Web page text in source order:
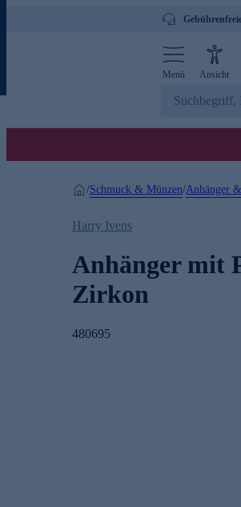
Menü Ansicht
/Schmuck & Münzen/Anhänger
Harry Ivens
Anhänger mit
Zirkon
480695